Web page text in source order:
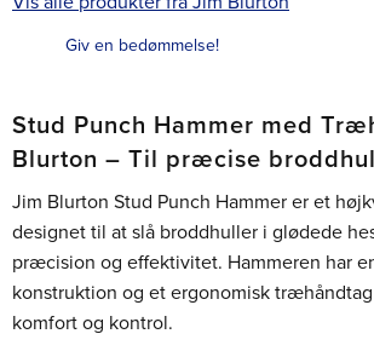
Giv en bedømmelse!
Stud Punch Hammer med
Blurton – Til præcise
Jim Blurton Stud Punch Hammer er et
designet til at slå broddhuller i glødede
præcision og effektivitet. Hammeren har
konstruktion og et ergonomisk
komfort og kontrol.